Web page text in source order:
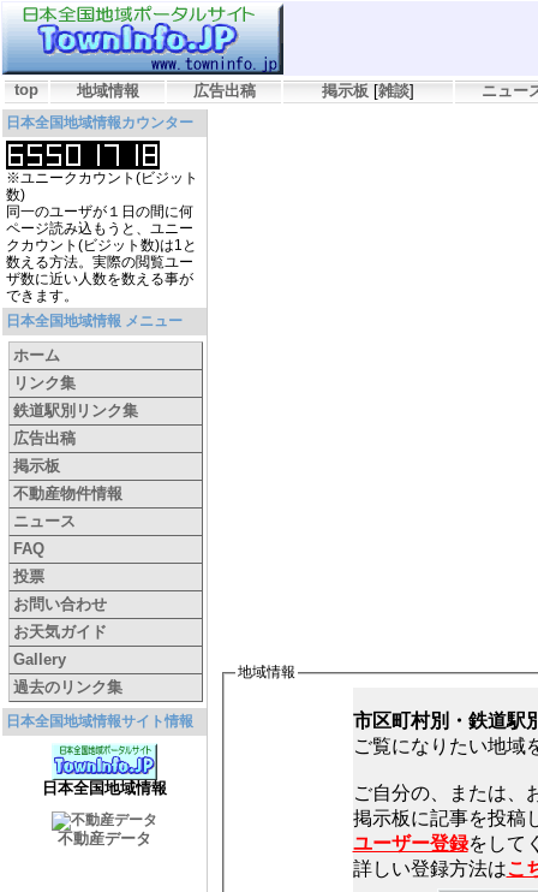
top 地域情報 広告出稿 掲示板 [雑談] ニュー
日本全国地域情報カウンター
※ユニークカウント(ビジット
数)
同一のユーザが１日の間に何
ページ読み込もうと、ユニー
クカウント(ビジット数)は1と
数える方法。実際の閲覧ユー
ザ数に近い人数を数える事が
できます。
日本全国地域情報 メニュー
ホーム
リンク集
鉄道駅別リンク集
広告出稿
掲示板
不動産物件情報
ニュース
FAQ
投票
お問い合わせ
お天気ガイド
Gallery
過去のリンク集
日本全国地域情報サイト情報
日本全国地域情報
不動産データ
地域情報
市区町村別・鉄道駅
ご覧になりたい地域
ご自分の、または、
ユーザー登録をして
詳しい登録方法はこ